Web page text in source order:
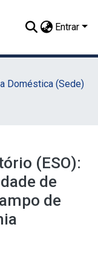
Entrar
Doméstica (Sede)
(ESO):
de
de